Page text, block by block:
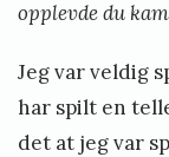
opplevde du
Jeg var veldig
har spilt en
det at jeg var